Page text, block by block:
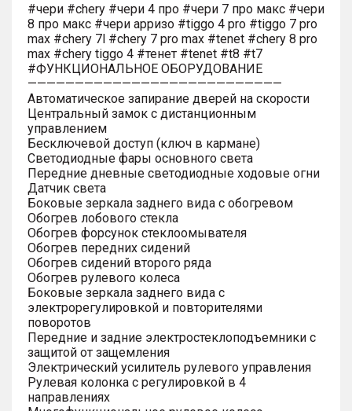
#чери #chery #чери 4 про #чери 7 про макс #чери
8 про макс #чери арризо #tiggo 4 pro #tiggo 7 pro
max #chery 7l #chery 7 pro max #tenet #chery 8 pro
max #chery tiggo 4 #тенет #tenet #t8 #t7
#ФУНКЦИОНАЛЬНОЕ ОБОРУДОВАНИЕ
———————————————————————————
Автоматическое запирание дверей на скорости
Центральный замок с дистанционным
управлением
Бесключевой доступ (ключ в кармане)
Светодиодные фары основного света
Передние дневные светодиодные ходовые огни
Датчик света
Боковые зеркала заднего вида с обогревом
Обогрев лобового стекла
Обогрев форсунок стеклоомывателя
Обогрев передних сидений
Обогрев сидений второго ряда
Обогрев рулевого колеса
Боковые зеркала заднего вида с
электрорегулировкой и повторителями
поворотов
Передние и задние электростеклоподъемники с
защитой от защемления
Электрический усилитель рулевого управления
Рулевая колонка с регулировкой в 4
направлениях